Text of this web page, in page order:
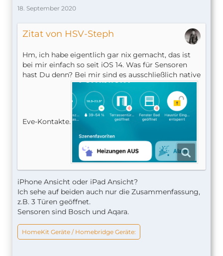
18. September 2020
Zitat von HSV-Steph
Hm, ich habe eigentlich gar nix gemacht, das ist
bei mir einfach so seit iOS 14. Was für Sensoren
hast Du denn? Bei mir sind es ausschließlich native
Eve-Kontakte.
iPhone Ansicht oder iPad Ansicht?
Ich sehe auf beiden auch nur die Zusammenfassung,
z.B. 3 Türen geöffnet.
Sensoren sind Bosch und Aqara.
HomeKit Geräte / Homebridge Geräte: